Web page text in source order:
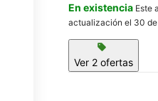
En existencia Este
actualización el 30 de
sell
Ver 2 ofertas